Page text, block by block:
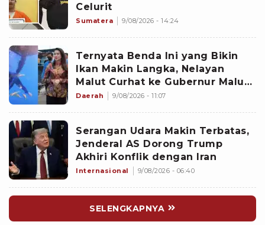
Celurit
Sumatera 9/08/2026 - 14:24
Ternyata Benda Ini yang Bikin
Ikan Makin Langka, Nelayan
Malut Curhat ke Gubernur Malut
Sherly Tjoanda soal Rumpon
Daerah 9/08/2026 - 11:07
Serangan Udara Makin Terbatas,
Jenderal AS Dorong Trump
Akhiri Konflik dengan Iran
Internasional 9/08/2026 - 06:40
SELENGKAPNYA